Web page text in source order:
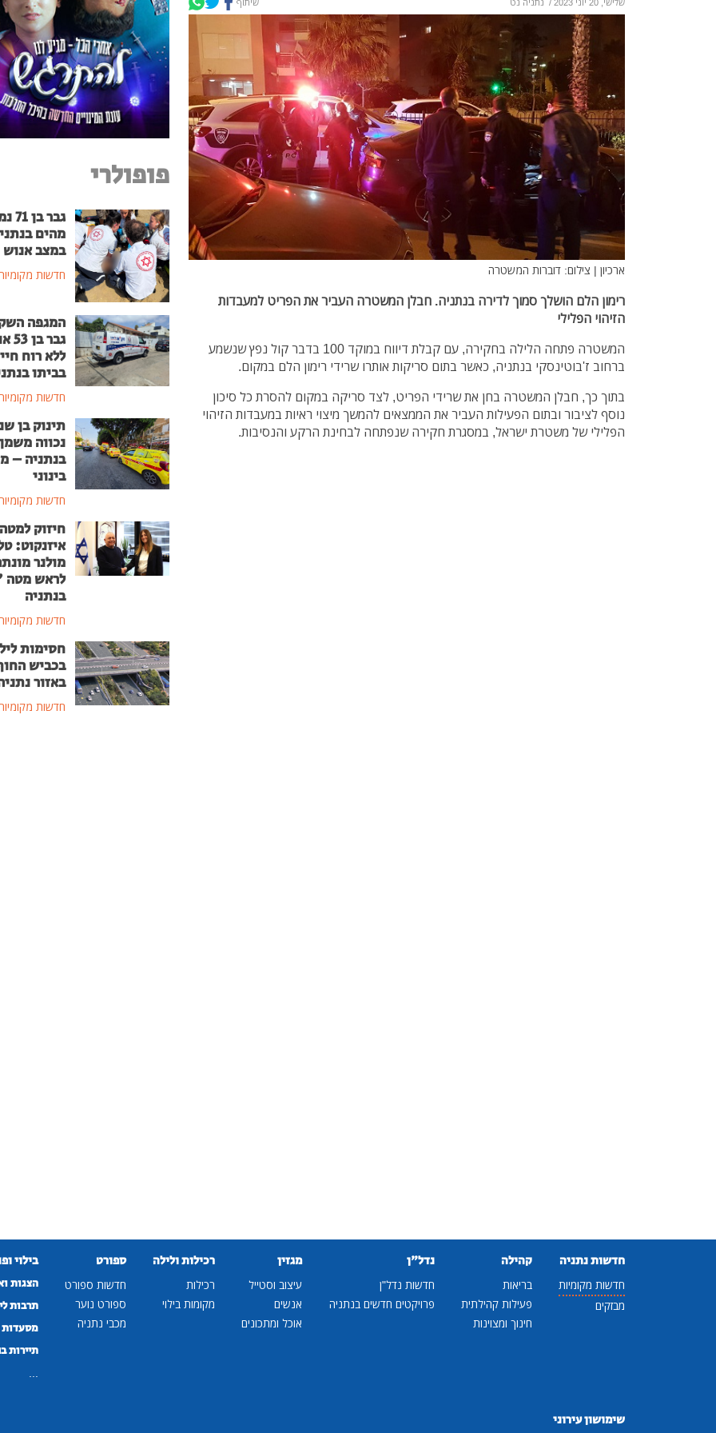
ארכיון | צילום: דוברות המשטרה
רימון הלם הושלך סמוך לדירה בנתניה. חבלן המשטרה העביר את הפריט למעבדות
הזיהוי הפלילי
המשטרה פתחה הלילה בחקירה, עם קבלת דיווח במוקד 100 בדבר קול נפץ שנשמע
ברחוב ז'בוטינסקי בנתניה, כאשר בתום סריקות אותרו שרידי רימון הלם במקום.
בתוך כך, חבלן המשטרה בחן את שרידי הפריט, לצד סריקה במקום להסרת כל סיכון
נוסף לציבור ובתום הפעילות העביר את הממצאים להמשך מיצוי ראיות במעבדות הזיהוי
הפלילי של משטרת ישראל, במסגרת חקירה שנפתחה לבחינת הרקע והנסיבות.
פופולרי
גבר
מהים
במצב אנוש
חדשות
המגפה
גבר
ללא רוח
בביתו
חדשות
תינוק בן
נכווה
בנתניה –
בינוני
חדשות
חיזוק
איזנקוט:
מולנר
לראש
בנתניה
חדשות
חסימות
בכביש
באזור
חדשות
חדשות נתניה
חדשות מקומיות
מבזקים
קהילה
בריאות
פעילות קהילתית
חינוך ומצוינות
נדל"ן
חדשות נדל"ן
פרויקטים חדשים בנתניה
מגזין
עיצוב וסטייל
אנשים
אוכל ומתכונים
רכילות ולילה
רכילות
מקומות בילוי
ספורט
חדשות ספורט
ספורט נוער
מכבי נתניה
בילוי
הצגות
תרבות
מסעדות
תיירות
שימושון עירוני